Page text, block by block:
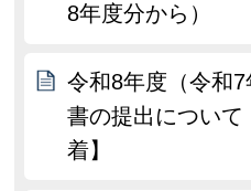
8年度分から）
令和8年度（令和
書の提出につい
着】